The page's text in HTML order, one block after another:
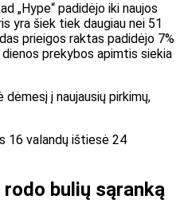
„Hype“ padidėjo iki naujos
yra šiek tiek daugiau nei 51
prieigos raktas padidėjo 7%
prekybos apimtis siekia
į naujausių pirkimų,
16 valandų ištiesė 24
bulių sąranką